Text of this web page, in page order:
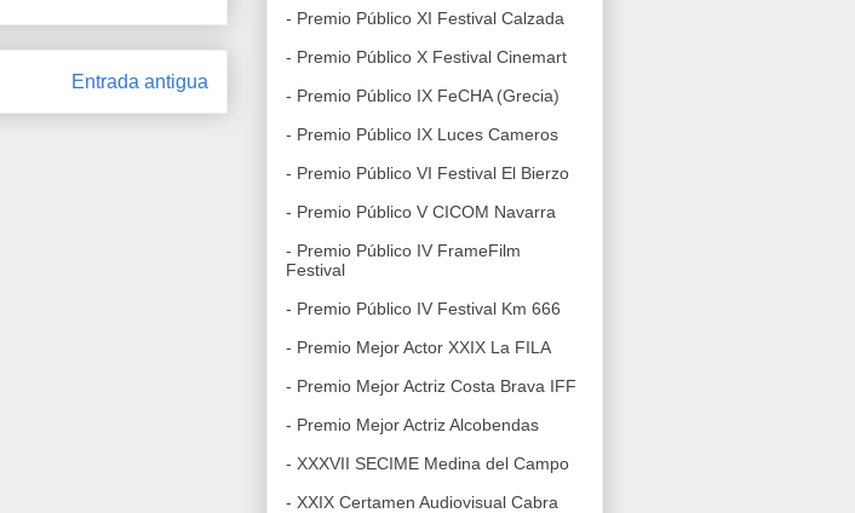
Entrada antigua
- Premio Público XI Festival Calzada
- Premio Público X Festival Cinemart
- Premio Público IX FeCHA (Grecia)
- Premio Público IX Luces Cameros
- Premio Público VI Festival El Bierzo
- Premio Público V CICOM Navarra
- Premio Público IV FrameFilm
Festival
- Premio Público IV Festival Km 666
- Premio Mejor Actor XXIX La FILA
- Premio Mejor Actriz Costa Brava IFF
- Premio Mejor Actriz Alcobendas
- XXXVII SECIME Medina del Campo
- XXIX Certamen Audiovisual Cabra